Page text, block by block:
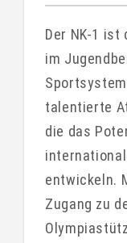
Der NK-1 ist
im
talentierte
die das
entwickeln.
Zugang zu